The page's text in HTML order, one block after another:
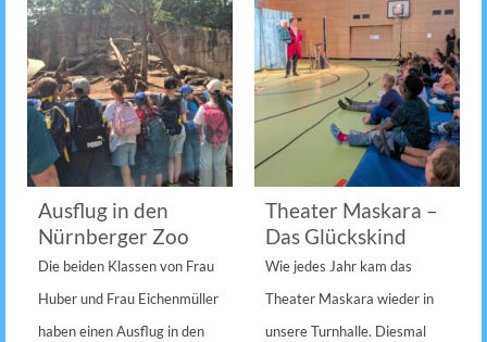
Ausflug in den
Nürnberger Zoo
Die beiden Klassen von Frau
Huber und Frau Eichenmüller
haben einen Ausflug in den
Theater Maskara –
Das Glückskind
Wie jedes Jahr kam das
Theater Maskara wieder in
unsere Turnhalle. Diesmal